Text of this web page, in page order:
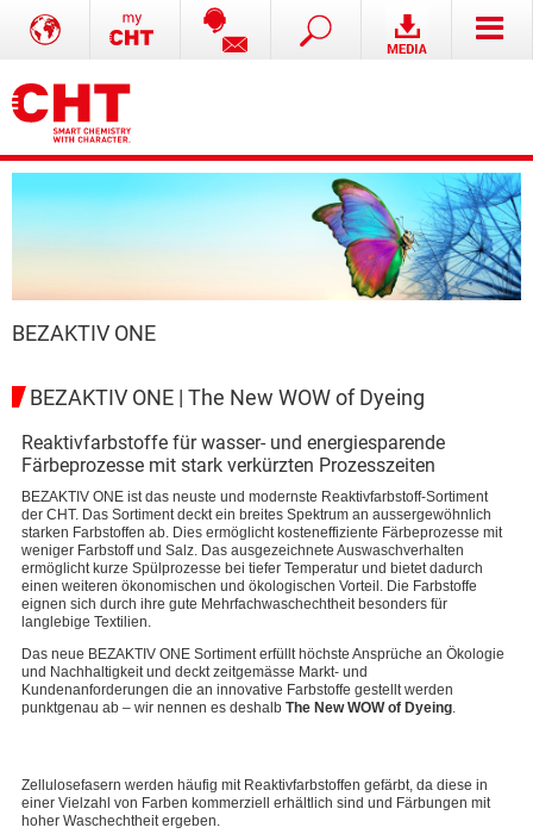
BEZAKTIV ONE
BEZAKTIV ONE | The New WOW of Dyeing
Reaktivfarbstoffe für wasser- und energiesparende
Färbeprozesse mit stark verkürzten Prozesszeiten
BEZAKTIV ONE ist das neuste und modernste Reaktivfarbstoff-Sortiment
der CHT. Das Sortiment deckt ein breites Spektrum an aussergewöhnlich
starken Farbstoffen ab. Dies ermöglicht kosteneffiziente Färbeprozesse mit
weniger Farbstoff und Salz. Das ausgezeichnete Auswaschverhalten
ermöglicht kurze Spülprozesse bei tiefer Temperatur und bietet dadurch
einen weiteren ökonomischen und ökologischen Vorteil. Die Farbstoffe
eignen sich durch ihre gute Mehrfachwaschechtheit besonders für
langlebige Textilien.
Das neue BEZAKTIV ONE Sortiment erfüllt höchste Ansprüche an Ökologie
und Nachhaltigkeit und deckt zeitgemässe Markt- und
Kundenanforderungen die an innovative Farbstoffe gestellt werden
punktgenau ab – wir nennen es deshalb The New WOW of Dyeing.
Zellulosefasern werden häufig mit Reaktivfarbstoffen gefärbt, da diese in
einer Vielzahl von Farben kommerziell erhältlich sind und Färbungen mit
hoher Waschechtheit ergeben.